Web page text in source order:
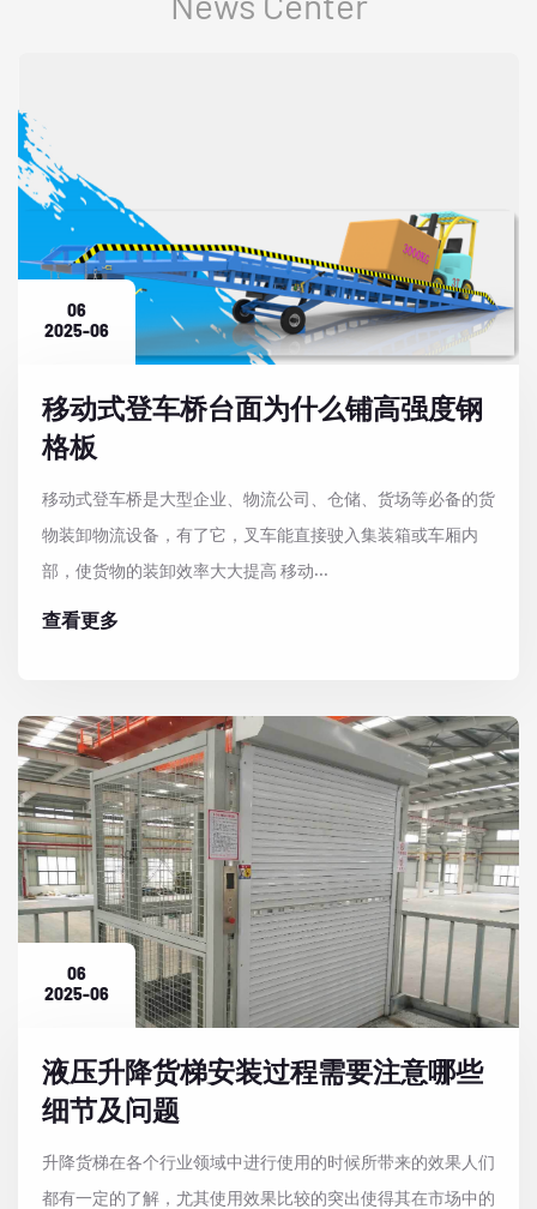
06
2025-06
移动式登车桥台面为什么铺高强度钢
格板
移动式登车桥是大型企业、物流公司、仓储、货场等必备的货
物装卸物流设备，有了它，叉车能直接驶入集装箱或车厢内
部，使货物的装卸效率大大提高 移动...
查看更多
06
2025-06
液压升降货梯安装过程需要注意哪些
细节及问题
升降货梯在各个行业领域中进行使用的时候所带来的效果人们
都有一定的了解，尤其使用效果比较的突出使得其在市场中的